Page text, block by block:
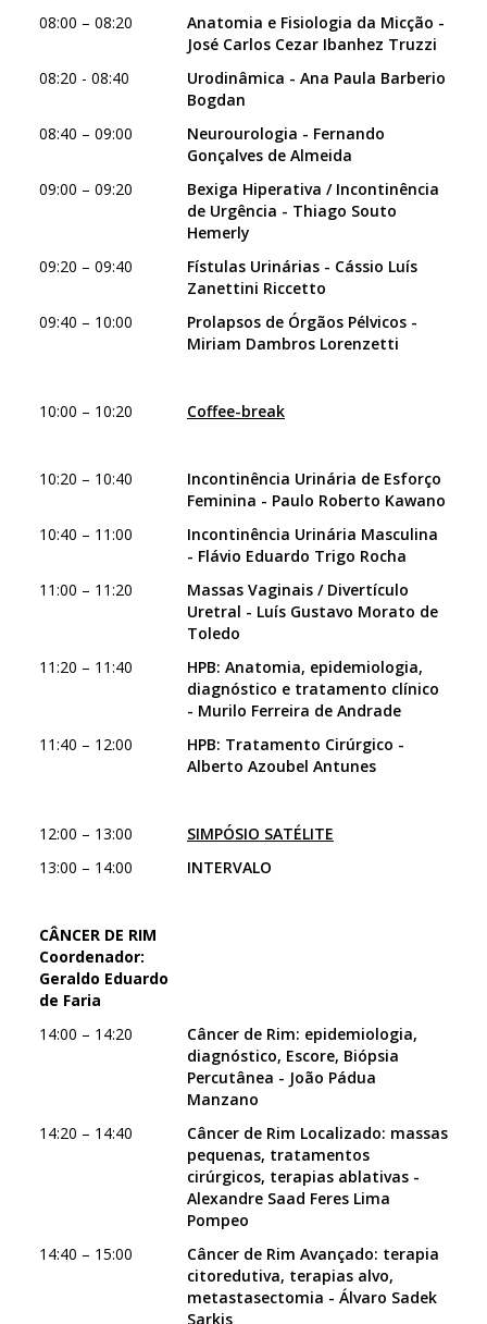
08:00 – 08:20
Anatomia e Fisiologia da Micção -
José Carlos Cezar Ibanhez Truzzi
08:20 - 08:40
Urodinâmica - Ana Paula Barberio
Bogdan
08:40 – 09:00
Neurourologia - Fernando
Gonçalves de Almeida
09:00 – 09:20
Bexiga Hiperativa / Incontinência
de Urgência - Thiago Souto
Hemerly
09:20 – 09:40
Fístulas Urinárias - Cássio Luís
Zanettini Riccetto
09:40 – 10:00
Prolapsos de Órgãos Pélvicos -
Miriam Dambros Lorenzetti
10:00 – 10:20 Coffee-break
10:20 – 10:40
Incontinência Urinária de Esforço
Feminina - Paulo Roberto Kawano
10:40 – 11:00
Incontinência Urinária Masculina
- Flávio Eduardo Trigo Rocha
11:00 – 11:20
Massas Vaginais / Divertículo
Uretral - Luís Gustavo Morato de
Toledo
11:20 – 11:40
HPB: Anatomia, epidemiologia,
diagnóstico e tratamento clínico
- Murilo Ferreira de Andrade
11:40 – 12:00
HPB: Tratamento Cirúrgico -
Alberto Azoubel Antunes
12:00 – 13:00
SIMPÓSIO SATÉLITE
13:00 – 14:00
INTERVALO
CÂNCER DE RIM
Coordenador:
Geraldo Eduardo
de Faria
14:00 – 14:20
Câncer de Rim: epidemiologia,
diagnóstico, Escore, Biópsia
Percutânea - João Pádua
Manzano
14:20 – 14:40
Câncer de Rim Localizado: massas
pequenas, tratamentos
cirúrgicos, terapias ablativas -
Alexandre Saad Feres Lima
Pompeo
14:40 – 15:00
Câncer de Rim Avançado: terapia
citoredutiva, terapias alvo,
metastasectomia - Álvaro Sadek
Sarkis